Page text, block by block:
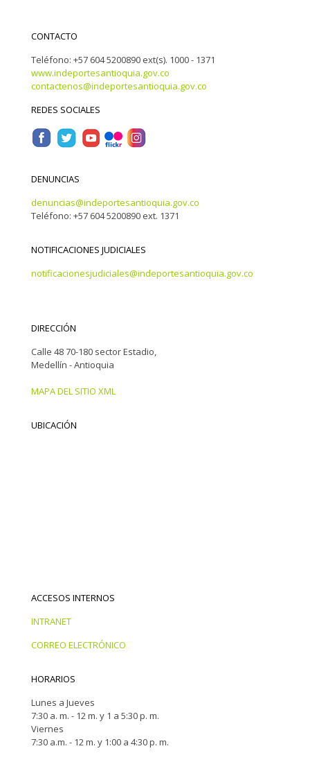
CONTACTO
Teléfono: +57 604 5200890 ext(s). 1000 - 1371
www.indeportesantioquia.gov.co
contactenos@indeportesantioquia.gov.co
REDES SOCIALES
DENUNCIAS
denuncias@indeportesantioquia.gov.co
Teléfono: +57 604 5200890 ext. 1371
NOTIFICACIONES JUDICIALES
notificacionesjudiciales@indeportesantioquia.gov.co
DIRECCIÓN
Calle 48 70-180 sector Estadio,
Medellín - Antioquia
MAPA DEL SITIO XML
UBICACIÓN
ACCESOS INTERNOS
INTRANET
CORREO ELECTRÓNICO
HORARIOS
Lunes a Jueves
7:30 a. m. - 12 m. y 1 a 5:30 p. m.
Viernes
7:30 a.m. - 12 m. y 1:00 a 4:30 p. m.